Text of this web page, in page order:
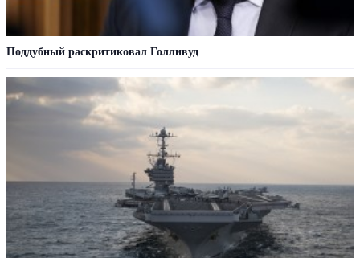
Поддубный раскритиковал Голливуд